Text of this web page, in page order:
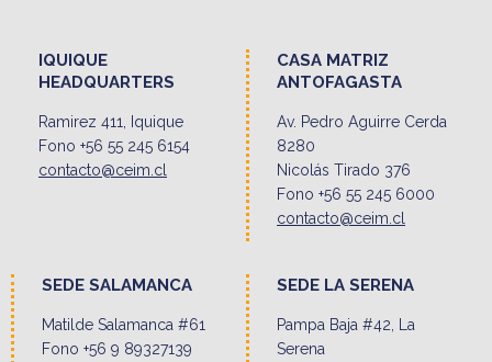
IQUIQUE
HEADQUARTERS
Ramirez 411, Iquique
Fono +56 55 245 6154
contacto@ceim.cl
CASA MATRIZ
ANTOFAGASTA
Av. Pedro Aguirre Cerda
8280
Nicolás Tirado 376
Fono +56 55 245 6000
contacto@ceim.cl
SEDE SALAMANCA
Matilde Salamanca #61
Fono +56 9 89327139
SEDE LA SERENA
Pampa Baja #42, La
Serena